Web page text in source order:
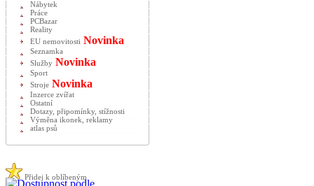
Nábytek
Práce
PCBazar
Reality
EU nemovitosti Novinka
Seznamka
Služby Novinka
Sport
Stroje Novinka
Inzerce zvířat
Ostatní
Dotazy, připomínky, stížnosti
Výměna ikonek, reklamy
atlas psů
Přidej k oblíbeným